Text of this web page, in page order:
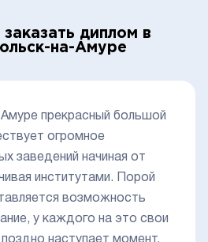
заказать диплом в
на-Амуре
прекрасный большой
огромное
заведений начиная от
институтами. Порой
возможность
у каждого на это свои